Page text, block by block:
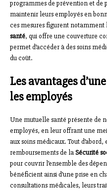
programmes de prévention et de
maintenir leurs employés en
ces mesures figurent notamment
santé, qui offre une couverture
permet d’accéder à des soins
du coût.
Les avantages
les employés
Une mutuelle santé présente de
employés, en leur offrant une
aux soins médicaux. Tout
remboursements de laSécurité
pour couvrir l’ensemble des
bénéficient ainsi d’une prise en
consultations médicales, leurs